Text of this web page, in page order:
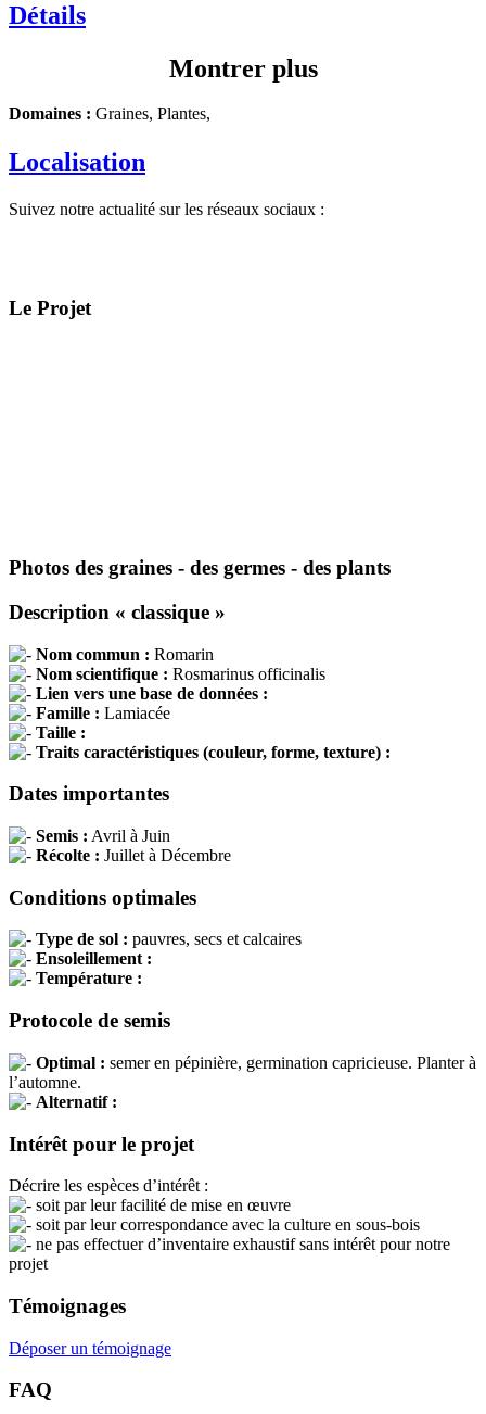
Détails
Montrer plus
Domaines : Graines, Plantes,
Localisation
Suivez notre actualité sur les réseaux sociaux :
Le Projet
Photos des graines - des germes - des plants
Description « classique »
Nom commun : Romarin
Nom scientifique : Rosmarinus officinalis
Lien vers une base de données :
Famille : Lamiacée
Taille :
Traits caractéristiques (couleur, forme, texture) :
Dates importantes
Semis : Avril à Juin
Récolte : Juillet à Décembre
Conditions optimales
Type de sol : pauvres, secs et calcaires
Ensoleillement :
Température :
Protocole de semis
Optimal : semer en pépinière, germination capricieuse. Planter à
l’automne.
Alternatif :
Intérêt pour le projet
Décrire les espèces d’intérêt :
soit par leur facilité de mise en œuvre
soit par leur correspondance avec la culture en sous-bois
ne pas effectuer d’inventaire exhaustif sans intérêt pour notre
projet
Témoignages
Déposer un témoignage
FAQ